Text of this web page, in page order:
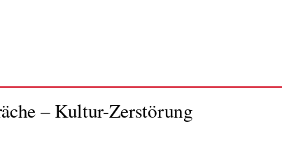
– Kultur-Zerstörung